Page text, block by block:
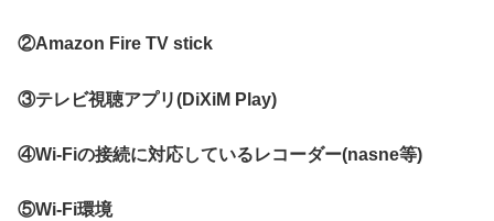
②Amazon Fire TV stick
③テレビ視聴アプリ(DiXiM Play)
④Wi-Fiの接続に対応しているレコーダー(nasne等)
⑤Wi-Fi環境